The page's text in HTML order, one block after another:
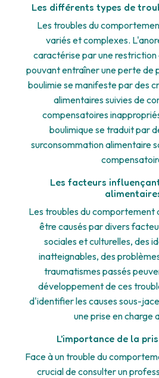
Les différents types de
Les troubles du
variés et complexes.
caractérise par une
pouvant entraîner une perte de
boulimie se manifeste par des
alimentaires suivies de
compensatoires
boulimique se traduit par
surconsommation alimentaire
Les facteurs
Les troubles du comportement
être causés par divers
sociales et culturelles, des
inatteignables, des
traumatismes passés
développement de ces
d'identifier les causes sous-
une prise en charge
L'importance de la
Face à un trouble du
crucial de consulter un